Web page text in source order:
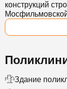
конструкций
Здание